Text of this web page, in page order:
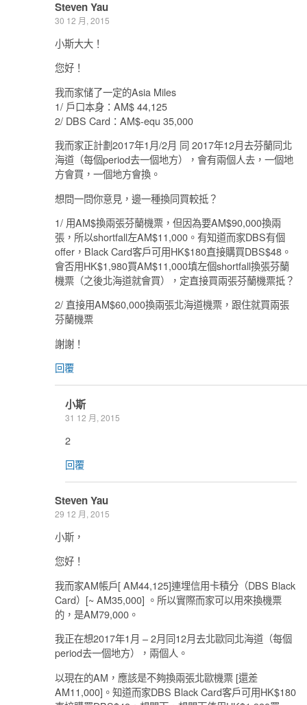
Steven Yau
30 12 月, 2015
小斯大大！
您好！
我而家储了一定的Asia Miles
1/ 戶口本身：AM$ 44,125
2/ DBS Card：AM$-equ 35,000
我而家正計劃2017年1月/2月 同 2017年12月去芬蘭同北
海道（每個period去一個地方），會有兩個人去，一個地
方會買，一個地方會換。
想問一問你意見，邊一種換同買較抵？
1/ 用AM$換兩張芬蘭機票，但因為要AM$90,000換兩
張，所以shortfall左AM$11,000。有知道而家DBS有個
offer，Black Card客戶可用HK$180直接購買DBS$48。
會否用HK$1,980買AM$11,000填左個shortfall換張芬蘭
機票（之後北海道就會買），定直接買兩張芬蘭機票抵？
2/ 直接用AM$60,000換兩張北海道機票，跟住就買兩張
芬蘭機票
謝謝！
回覆
小斯
31 12 月, 2015
2
回覆
Steven Yau
29 12 月, 2015
小斯，
您好！
我而家AM帳戶[ AM44,125]連埋信用卡積分（DBS Black
Card）[~ AM35,000] 。所以實際而家可以用來換機票
的，是AM79,000。
我正在想2017年1月 – 2月同12月去北歐同北海道（每個
period去一個地方），兩個人。
以現在的AM，應該是不夠換兩張北歐機票 [還差
AM11,000]。知道而家DBS Black Card客戶可用HK$180